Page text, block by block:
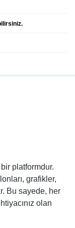
platformdur.
grafikler,
Bu sayede, her
olan